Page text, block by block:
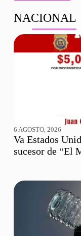
NACIONAL
6 AGOSTO, 2026
Va Estados
sucesor de “El